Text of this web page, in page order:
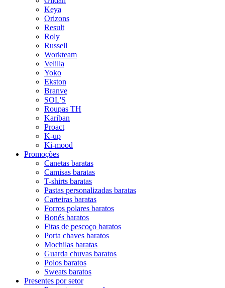
Keya
Orizons
Result
Roly
Russell
Workteam
Velilla
Yoko
Ekston
Branve
SOL'S
Roupas TH
Kariban
Proact
K-up
Ki-mood
Promoções
Canetas baratas
Camisas baratas
T-shirts baratas
Pastas personalizadas baratas
Carteiras baratas
Forros polares baratos
Bonés baratos
Fitas de pescoço baratos
Porta chaves baratos
Mochilas baratas
Guarda chuvas baratos
Polos baratos
Sweats baratos
Presentes por setor